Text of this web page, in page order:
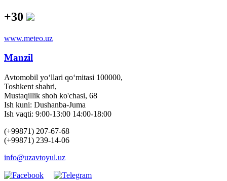
+30
www.meteo.uz
Manzil
Avtomobil yo‘llari qo‘mitasi 100000,
Toshkent shahri,
Mustaqillik shoh ko'chasi, 68
Ish kuni: Dushanba-Juma
Ish vaqti: 9:00-13:00 14:00-18:00
(+99871) 207-67-68
(+99871) 239-14-06
info@uzavtoyul.uz